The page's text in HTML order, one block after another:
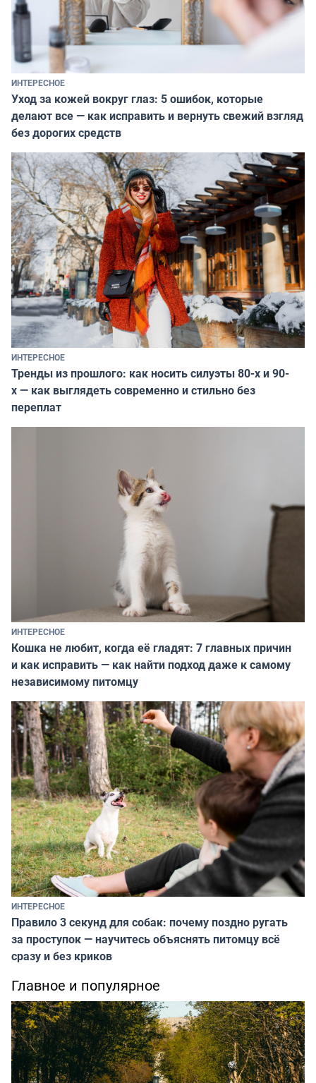
ИНТЕРЕСНОЕ
Уход за кожей вокруг глаз: 5 ошибок, которые
делают все — как исправить и вернуть свежий взгляд
без дорогих средств
ИНТЕРЕСНОЕ
Тренды из прошлого: как носить силуэты 80-х и 90-
х — как выглядеть современно и стильно без
переплат
ИНТЕРЕСНОЕ
Кошка не любит, когда её гладят: 7 главных причин
и как исправить — как найти подход даже к самому
независимому питомцу
ИНТЕРЕСНОЕ
Правило 3 секунд для собак: почему поздно ругать
за проступок — научитесь объяснять питомцу всё
сразу и без криков
Главное и популярное